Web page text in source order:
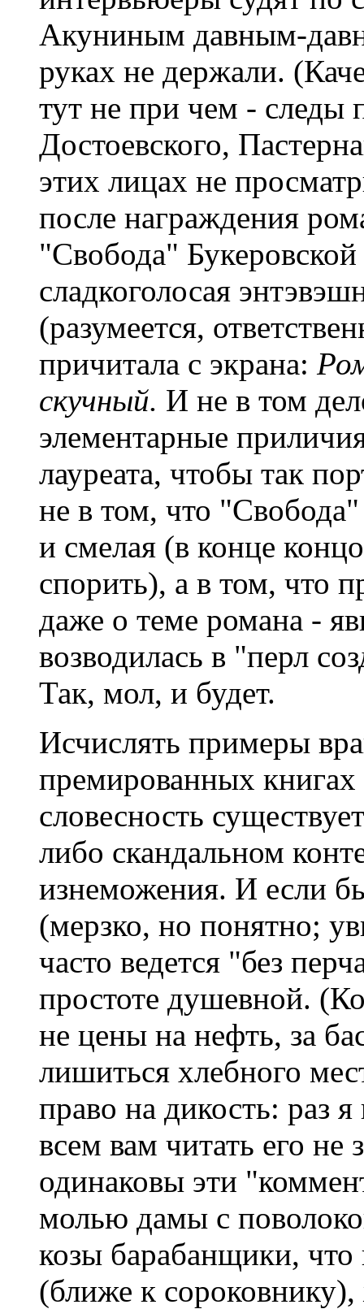
Акуниным давным-
руках не держали.
тут не при чем - следы
Достоевского,
этих лицах не
после награждения
"Свобода"
сладкоголосая
(разумеется,
причитала с экрана:
скучный. И не в том
элементарные
лауреата, чтобы так
не в том, что
и смелая (в конце
спорить), а в том, что
даже о теме романа -
возводилась в "перл
Так, мол, и будет.
Исчислять примеры
премированных
словесность
либо скандальном
изнеможения. И если
(мерзко, но понятно;
часто ведется "без
простоте душевной.
не цены на нефть, за
лишиться хлебного
право на дикость: раз
всем вам читать его
одинаковы эти
молью дамы с
козы барабанщики,
(ближе к